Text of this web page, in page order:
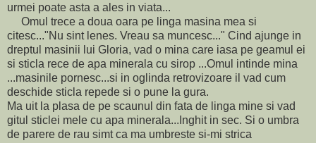
urmei poate asta a ales in viata...
Omul trece a doua oara pe linga masina mea si
citesc..."Nu sint lenes. Vreau sa muncesc..." Cind ajunge in
dreptul masinii lui Gloria, vad o mina care iasa pe geamul ei
si sticla rece de apa minerala cu sirop ...Omul intinde mina
...masinile pornesc...si in oglinda retrovizoare il vad cum
deschide sticla repede si o pune la gura.
Ma uit la plasa de pe scaunul din fata de linga mine si vad
gitul sticlei mele cu apa minerala...Inghit in sec. Si o umbra
de parere de rau simt ca ma umbreste si-mi strica